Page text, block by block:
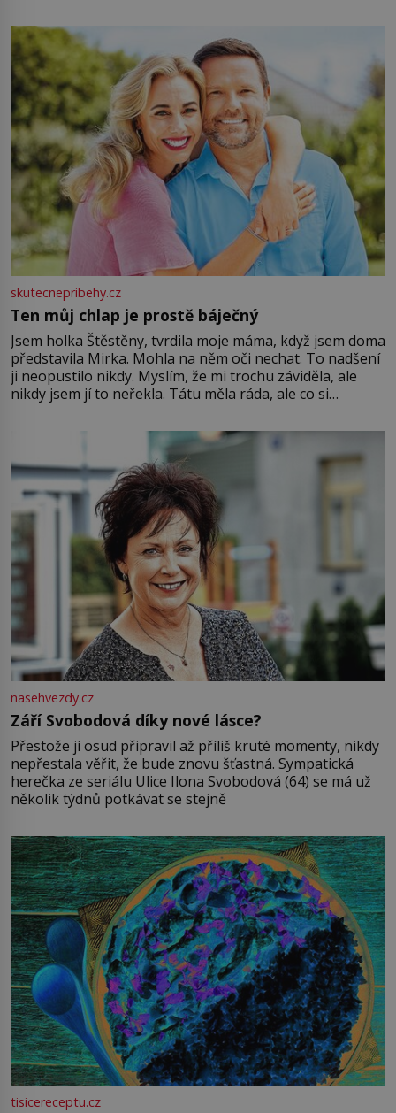
můžete obohatit své rituály a přinést do svého života
větší harmonii a klid. Je důležité
skutecnepribehy.cz
Ten můj chlap je prostě báječný
Jsem holka Štěstěny, tvrdila moje máma, když jsem doma
představila Mirka. Mohla na něm oči nechat. To nadšení
ji neopustilo nikdy. Myslím, že mi trochu záviděla, ale
nikdy jsem jí to neřekla. Tátu měla ráda, ale co si
Jsme spolu moc rádi Tehdy byla jiná doba, když
nasehvezdy.cz
Září Svobodová díky nové lásce?
Přestože jí osud připravil až příliš kruté momenty, nikdy
nepřestala věřit, že bude znovu šťastná. Sympatická
herečka ze seriálu Ulice Ilona Svobodová (64) se má už
několik týdnů potkávat se stejně
tisicereceptu.cz